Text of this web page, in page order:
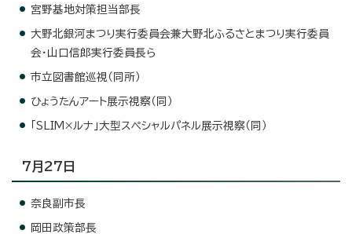
宮野基地対策担当部長
大野北銀河まつり実行委員会兼大野北ふるさとまつり実行委員
会・山口信郎実行委員長ら
市立図書館巡視（同所）
ひょうたんアート展示視察（同）
「SLIM×ルナ」大型スペシャルパネル展示視察（同）
7月27日
奈良副市長
岡田政策部長